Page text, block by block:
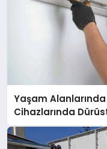
Yaşam Alanlarında
Cihazlarında